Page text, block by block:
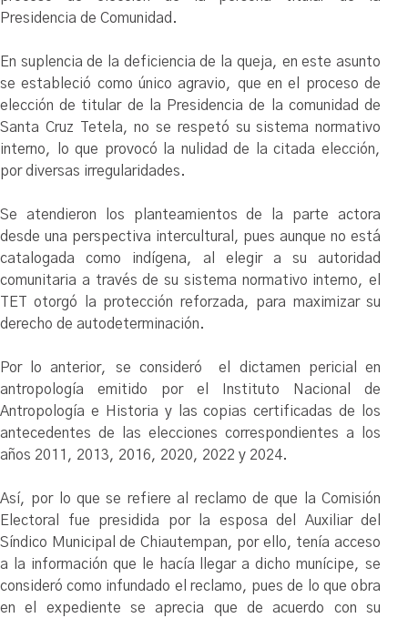
Presidencia de Comunidad.
En suplencia de la deficiencia de la queja, en este asunto
se estableció como único agravio, que en el proceso de
elección de titular de la Presidencia de la comunidad de
Santa Cruz Tetela, no se respetó su sistema normativo
interno, lo que provocó la nulidad de la citada elección,
por diversas irregularidades.
Se atendieron los planteamientos de la parte actora
desde una perspectiva intercultural, pues aunque no está
catalogada como indígena, al elegir a su autoridad
comunitaria a través de su sistema normativo interno, el
TET otorgó la protección reforzada, para maximizar su
derecho de autodeterminación.
Por lo anterior, se consideró el dictamen pericial en
antropología emitido por el Instituto Nacional de
Antropología e Historia y las copias certificadas de los
antecedentes de las elecciones correspondientes a los
años 2011, 2013, 2016, 2020, 2022 y 2024.
Así, por lo que se refiere al reclamo de que la Comisión
Electoral fue presidida por la esposa del Auxiliar del
Síndico Municipal de Chiautempan, por ello, tenía acceso
a la información que le hacía llegar a dicho munícipe, se
consideró como infundado el reclamo, pues de lo que obra
en el expediente se aprecia que de acuerdo con su